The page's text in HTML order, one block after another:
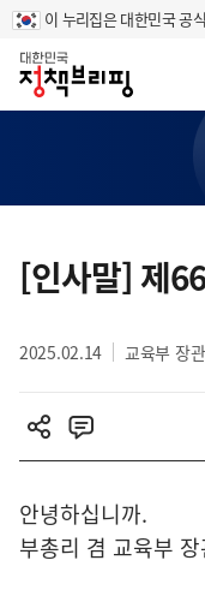
이 누리집은 대한민국 공
홈
텐
츠
역
[인사말] 제
2025.02.14 교육부 장관
안녕하십니까.
부총리 겸 교육부